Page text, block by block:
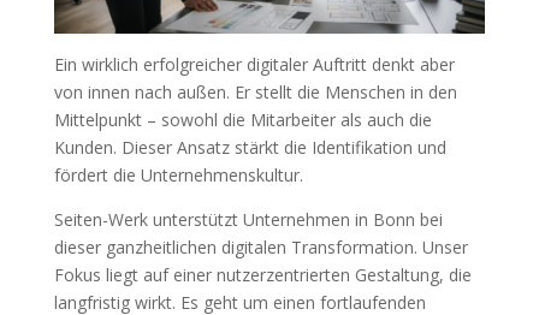
Ein wirklich erfolgreicher digitaler Auftritt denkt aber
von innen nach außen. Er stellt die Menschen in den
Mittelpunkt – sowohl die Mitarbeiter als auch die
Kunden. Dieser Ansatz stärkt die Identifikation und
fördert die Unternehmenskultur.
Seiten-Werk unterstützt Unternehmen in Bonn bei
dieser ganzheitlichen digitalen Transformation. Unser
Fokus liegt auf einer nutzerzentrierten Gestaltung, die
langfristig wirkt. Es geht um einen fortlaufenden